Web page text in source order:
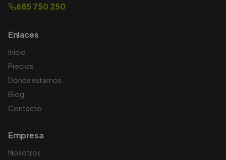
685 750 250
Enlaces
Inicio
Precios
Dónde estamos
Blog
Contacto
Empresa
Nosotros